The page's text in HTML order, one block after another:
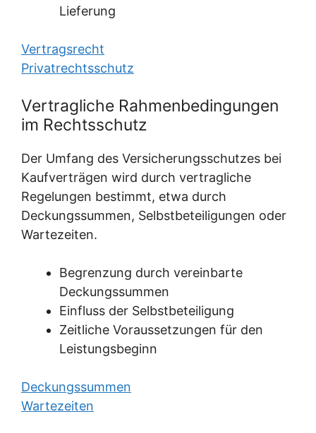
Lieferung
Vertragsrecht
Privatrechtsschutz
Vertragliche Rahmenbedingungen
im Rechtsschutz
Der Umfang des Versicherungsschutzes bei
Kaufverträgen wird durch vertragliche
Regelungen bestimmt, etwa durch
Deckungssummen, Selbstbeteiligungen oder
Wartezeiten.
Begrenzung durch vereinbarte
Deckungssummen
Einfluss der Selbstbeteiligung
Zeitliche Voraussetzungen für den
Leistungsbeginn
Deckungssummen
Wartezeiten